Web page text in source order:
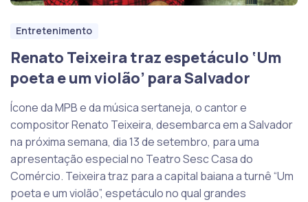
Entretenimento
Renato Teixeira traz espetáculo ‘Um
poeta e um violão’ para Salvador
Ícone da MPB e da música sertaneja, o cantor e
compositor Renato Teixeira, desembarca em a Salvador
na próxima semana, dia 13 de setembro, para uma
apresentação especial no Teatro Sesc Casa do
Comércio. Teixeira traz para a capital baiana a turnê “Um
poeta e um violão”, espetáculo no qual grandes